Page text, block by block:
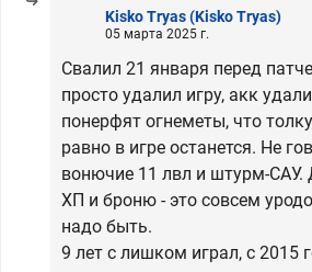
Kisko Tryas(Kisko Tryas)
05 марта 2025 г.
Свалил 21 января перед
просто удалил игру, акк
понерфят огнеметы, что
равно в игре останется. Не
вонючие 11 лвл и штурм-САУ.
ХП и броню - это совсем
надо быть.
9 лет с лишком играл, с 2015